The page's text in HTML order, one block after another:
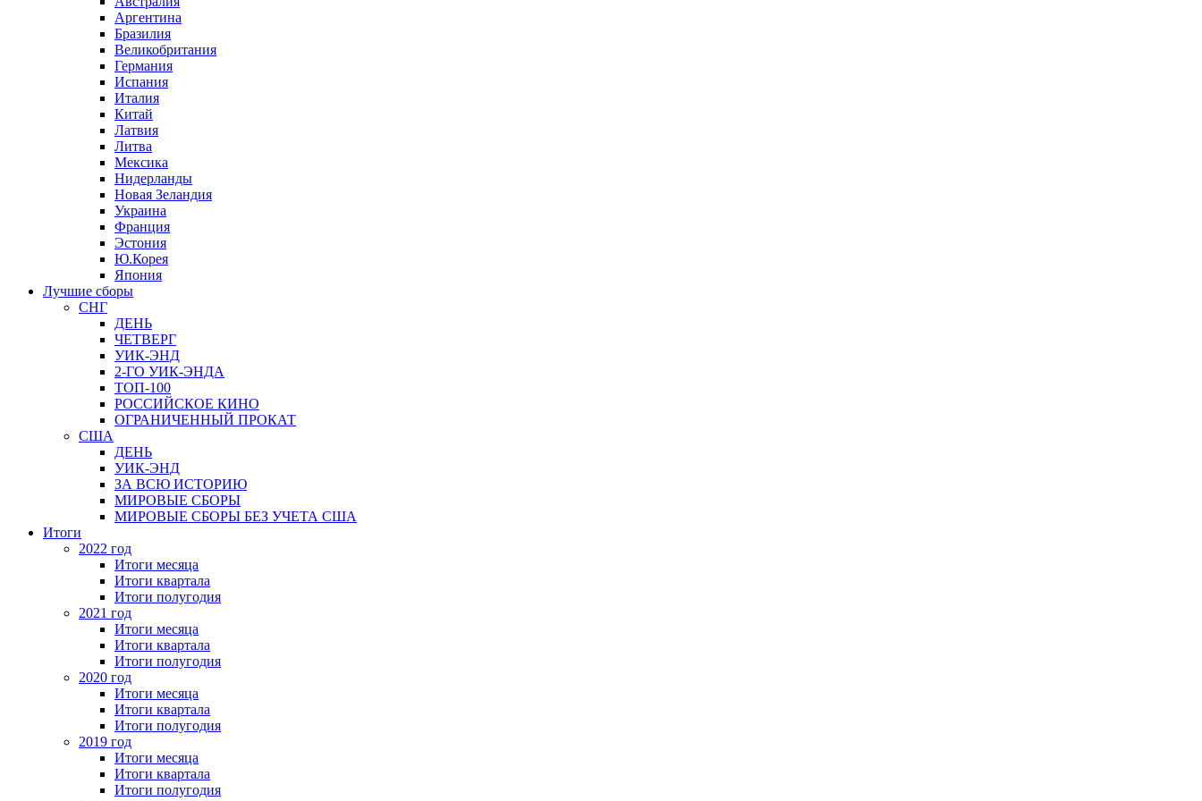
Аргентина
Бразилия
Великобритания
Германия
Испания
Италия
Китай
Латвия
Литва
Мексика
Нидерланды
Новая Зеландия
Украина
Франция
Эстония
Ю.Корея
Япония
Лучшие сборы
СНГ
ДЕНЬ
ЧЕТВЕРГ
УИК-ЭНД
2-ГО УИК-ЭНДА
ТОП-100
РОССИЙСКОЕ КИНО
ОГРАНИЧЕННЫЙ ПРОКАТ
США
ДЕНЬ
УИК-ЭНД
ЗА ВСЮ ИСТОРИЮ
МИРОВЫЕ СБОРЫ
МИРОВЫЕ СБОРЫ БЕЗ УЧЕТА США
Итоги
2022 год
Итоги месяца
Итоги квартала
Итоги полугодия
2021 год
Итоги месяца
Итоги квартала
Итоги полугодия
2020 год
Итоги месяца
Итоги квартала
Итоги полугодия
2019 год
Итоги месяца
Итоги квартала
Итоги полугодия